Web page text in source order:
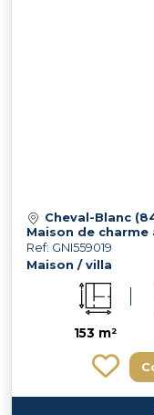
Cheval-Blanc
Maison de charme
Ref: GNI559019
Maison / villa
153 m²